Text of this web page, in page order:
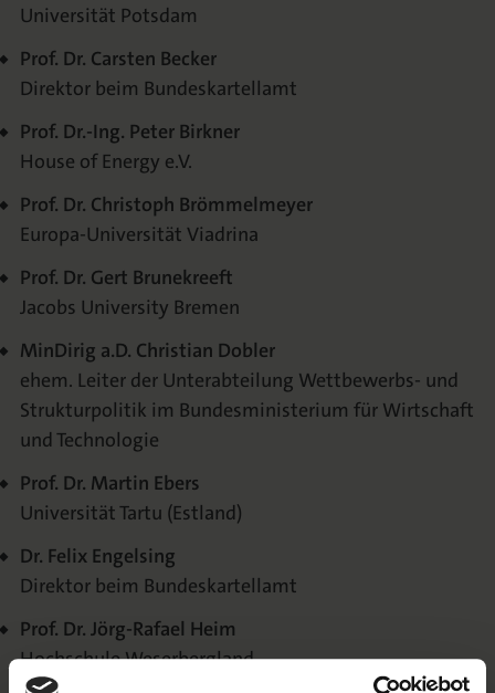
Universität Potsdam
Prof. Dr. Carsten Becker
Direktor beim Bundeskartellamt
Prof. Dr.-Ing. Peter Birkner
House of Energy e.V.
Prof. Dr. Christoph Brömmelmeyer
Europa-Universität Viadrina
Prof. Dr. Gert Brunekreeft
Jacobs University Bremen
MinDirig a.D. Christian Dobler
ehem. Leiter der Unterabteilung Wettbewerbs- und
Strukturpolitik im Bundesministerium für Wirtschaft
und Technologie
Prof. Dr. Martin Ebers
Universität Tartu (Estland)
Dr. Felix Engelsing
Direktor beim Bundeskartellamt
Prof. Dr. Jörg-Rafael Heim
Hochschule Weserbergland